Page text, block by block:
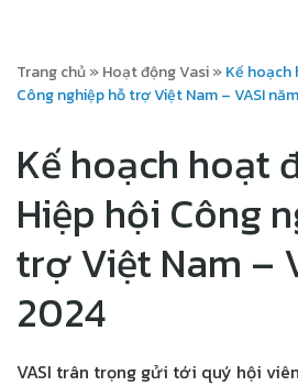
Trang chủ»Hoạt động Vasi»Kế hoạch
Công nghiệp hỗ trợ Việt Nam – VASI
Kế hoạch hoạt
Hiệp hội Công
trợ Việt Nam –
2024
VASI trân trọng gửi tới quý hội